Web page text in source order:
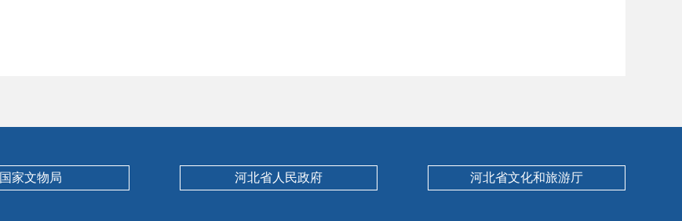
国家文物局 河北省人民政府 河北省文化和旅游厅